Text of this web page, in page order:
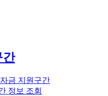
간
금 지원구간
정보 조회